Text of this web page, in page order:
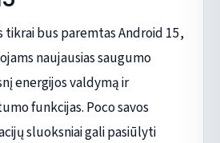
tikrai bus paremtas Android 15,
naujausias saugumo
energijos valdymą ir
funkcijas. Poco savos
sluoksniai gali pasiūlyti